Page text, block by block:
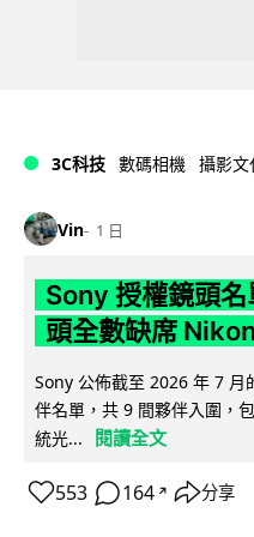
3C科技 數碼相機 攝影文
Vin 1 日
Sony 授權鏡頭
頭全數缺席
Sony 公佈截至 2026 年 7
伴名單，共 9 間夥伴入圍，
統光...
閱讀全文
553 164 ↗ 分享